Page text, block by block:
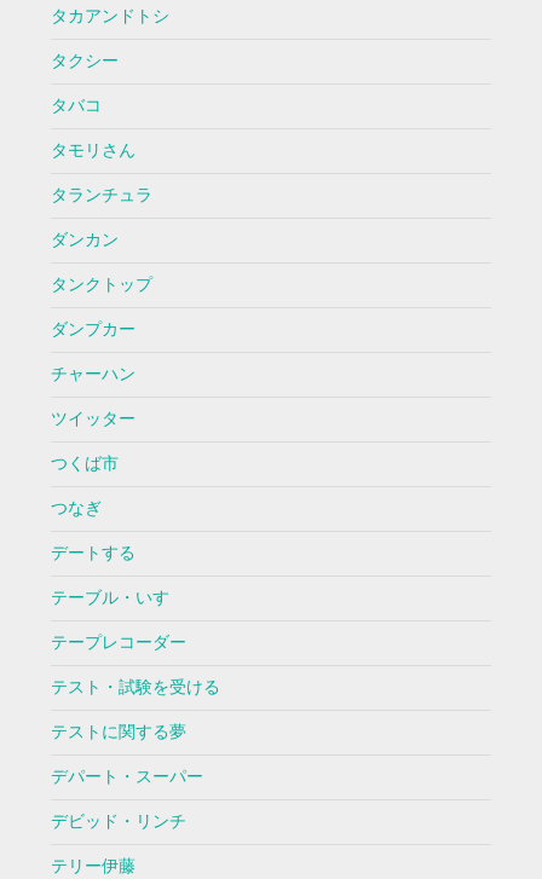
タカアンドトシ
タクシー
タバコ
タモリさん
タランチュラ
ダンカン
タンクトップ
ダンプカー
チャーハン
ツイッター
つくば市
つなぎ
デートする
テーブル・いす
テープレコーダー
テスト・試験を受ける
テストに関する夢
デパート・スーパー
デビッド・リンチ
テリー伊藤